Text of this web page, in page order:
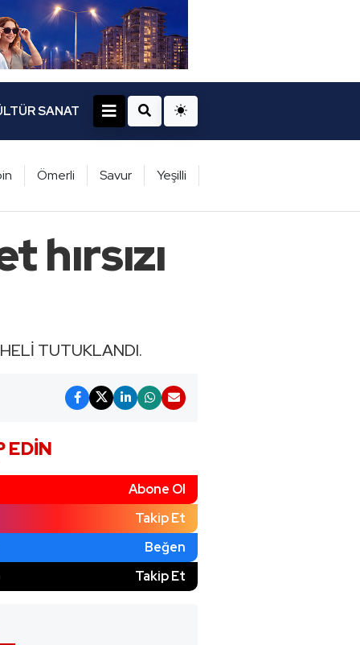
SANAT
Ömerli Savur Yeşilli
hırsızı
TUTUKLANDI.
EDIN
Abone Ol
Takip Et
Beğen
Takip Et